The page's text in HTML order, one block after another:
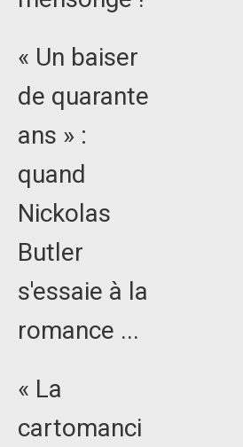
« Un baiser
de quarante
ans » :
quand
Nickolas
Butler
s'essaie à la
romance ...
« La
cartomanci